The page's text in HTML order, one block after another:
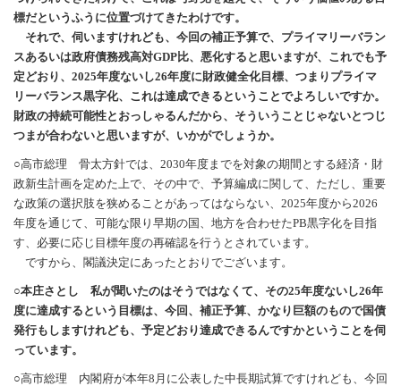
標だというふうに位置づけてきたわけです。
それで、伺いますけれども、今回の補正予算で、プライマリーバラン
スあるいは政府債務残高対GDP比、悪化すると思いますが、これでも予
定どおり、2025年度ないし26年度に財政健全化目標、つまりプライマ
リーバランス黒字化、これは達成できるということでよろしいですか。
財政の持続可能性とおっしゃるんだから、そういうことじゃないとつじ
つまが合わないと思いますが、いかがでしょうか。
○高市総理 骨太方針では、2030年度までを対象の期間とする経済・財
政新生計画を定めた上で、その中で、予算編成に関して、ただし、重要
な政策の選択肢を狭めることがあってはならない、2025年度から2026
年度を通じて、可能な限り早期の国、地方を合わせたPB黒字化を目指
す、必要に応じ目標年度の再確認を行うとされています。
ですから、閣議決定にあったとおりでございます。
○本庄さとし 私が聞いたのはそうではなくて、その25年度ないし26年
度に達成するという目標は、今回、補正予算、かなり巨額のもので国債
発行もしますけれども、予定どおり達成できるんですかということを伺
っています。
○高市総理 内閣府が本年8月に公表した中長期試算ですけれども、今回